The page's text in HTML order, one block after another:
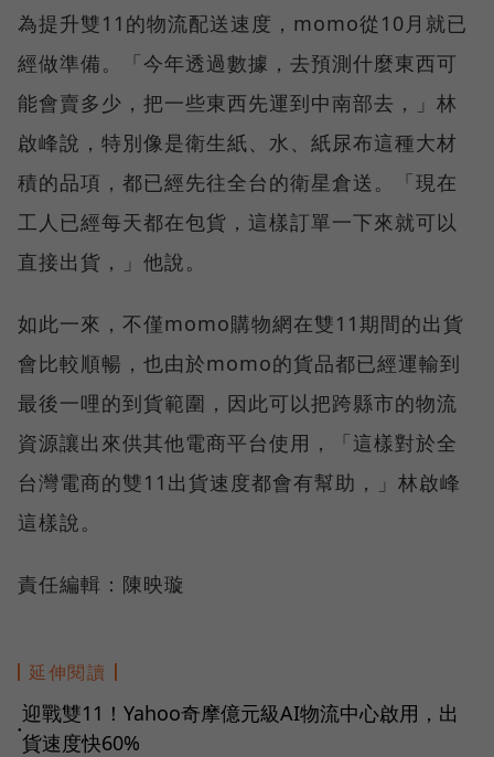
為提升雙11的物流配送速度，momo從10月就已
經做準備。「今年透過數據，去預測什麼東西可
能會賣多少，把一些東西先運到中南部去，」林
啟峰說，特別像是衛生紙、水、紙尿布這種大材
積的品項，都已經先往全台的衛星倉送。「現在
工人已經每天都在包貨，這樣訂單一下來就可以
直接出貨，」他說。
如此一來，不僅momo購物網在雙11期間的出貨
會比較順暢，也由於momo的貨品都已經運輸到
最後一哩的到貨範圍，因此可以把跨縣市的物流
資源讓出來供其他電商平台使用，「這樣對於全
台灣電商的雙11出貨速度都會有幫助，」林啟峰
這樣說。
責任編輯：陳映璇
延伸閱讀
●
迎戰雙11！Yahoo奇摩億元級AI物流中心啟用，出
貨速度快60%